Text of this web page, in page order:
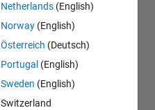
Netherlands (English)
Norway (English)
Österreich (Deutsch)
Portugal (English)
Sweden (English)
Switzerland